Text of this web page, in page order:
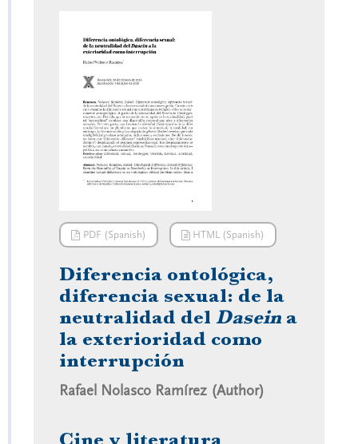
PDF (Spanish) HTML (Spanish)
Diferencia ontológica,
diferencia sexual: de la
neutralidad delDasein a
la exterioridad como
interrupción
Rafael Nolasco Ramírez (Author)
Cine y literatura